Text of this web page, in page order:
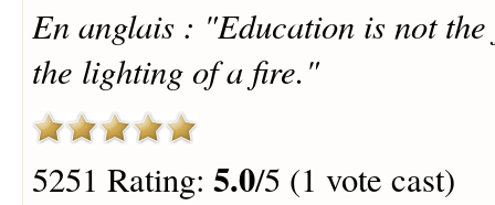
En anglais : "Education is not
the lighting of a fire."
5251 Rating: 5.0/5 (1 vote cast)